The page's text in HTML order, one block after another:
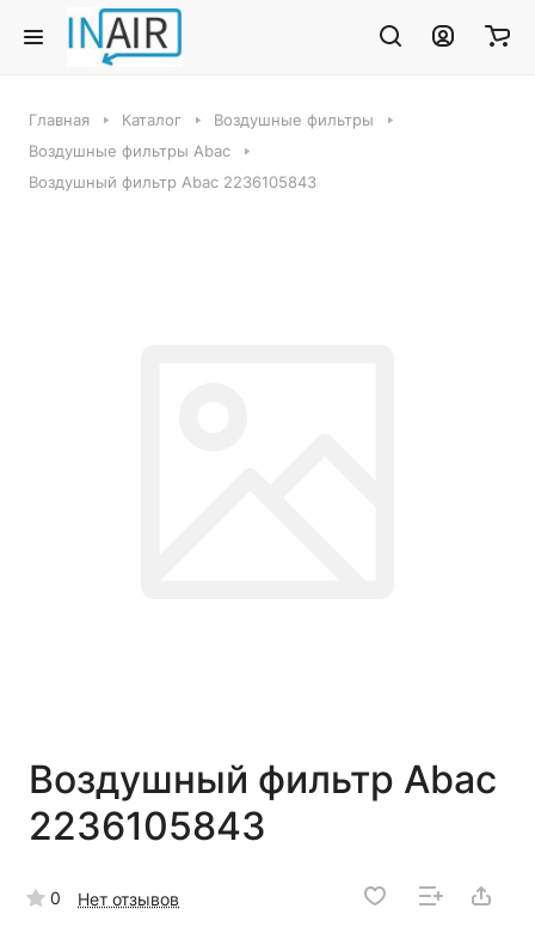
Главная Каталог
Воздушные фильтры
Воздушные фильтры Abac
Воздушный фильтр Abac 2236105843
Воздушный фильтр Abac
2236105843
0 Нет отзывов